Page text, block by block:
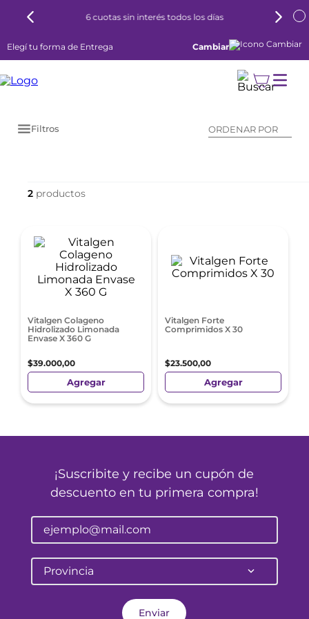
6 cuotas sin interés todos los días
Elegí tu forma de Entrega Cambiar
Filtros ORDENAR POR
2
Vitalgen Colageno
Hidrolizado Limonada
Envase X 360 G
$39.000,00
Agregar
Vitalgen Forte
Comprimidos X 30
$23.500,00
Agregar
¡Suscribite y recibe un cupón de
descuento en tu primera compra!
Provincia
Enviar